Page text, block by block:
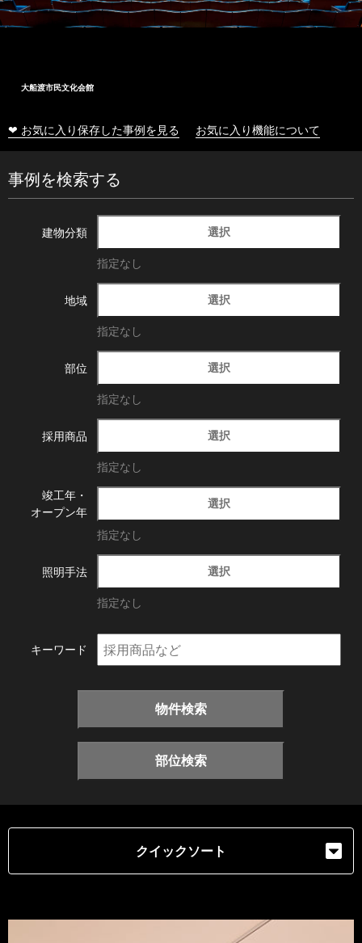
大船渡市民文化会館
❤ お気に入り保存した事例を見る お気に入り機能について
事例を検索する
建物分類 選択
指定なし
地域 選択
指定なし
部位 選択
指定なし
採用商品 選択
指定なし
竣工年・
オープン年
選択
指定なし
照明手法 選択
指定なし
キーワード
物件検索
部位検索
クイックソート